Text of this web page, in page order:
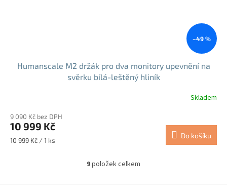
–49 %
Humanscale M2 držák pro dva monitory upevnění na
svěrku bílá-leštěný hliník
Skladem
9 090 Kč bez DPH
10 999 Kč
Měrná
10 999 Kč / 1 ks
Do košíku
O
l
9položek celkem